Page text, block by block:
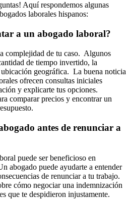
Aquí respondemos algunas
laborales hispanos:
a un abogado laboral?
complejidad de tu caso. Algunos
de tiempo invertido, la
geográfica. La buena noticia
ofrecen consultas iniciales
y explicarte tus opciones.
comparar precios y encontrar un
antes de renunciar a
puede ser beneficioso en
abogado puede ayudarte a entender
de renunciar a tu trabajo.
cómo negociar una indemnización
que te despidieron injustamente.